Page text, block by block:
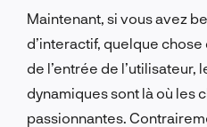
Maintenant, si vous avez
d’interactif, quelque
de l’entrée de
dynamiques sont là où les
passionnantes.